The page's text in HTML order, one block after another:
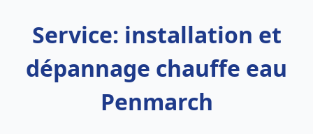
Service: installation et
dépannage chauffe eau
Penmarch